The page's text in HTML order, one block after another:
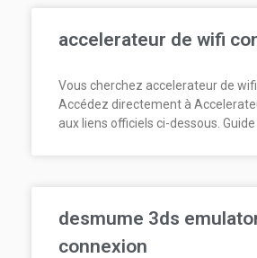
accelerateur de wifi
Vous cherchez accelerateur de
Accédez directement à
aux liens officiels ci-dessous.
desmume 3ds
connexion